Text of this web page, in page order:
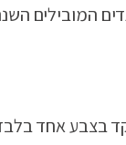
המובילים
בצבע אחד